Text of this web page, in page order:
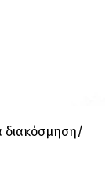
διακόσμηση